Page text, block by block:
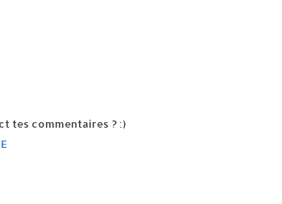
tes commentaires ? :)